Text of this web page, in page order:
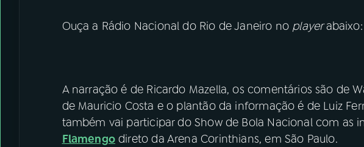
Ouça a Rádio Nacional do Rio de Janeiro no playerabaixo:
A narração é de Ricardo Mazella, os comentários são de
de Mauricio Costa e o plantão da informação é de Luiz
também vai participar do Show de Bola Nacional com as
Flamengodireto da Arena Corinthians, em São Paulo.